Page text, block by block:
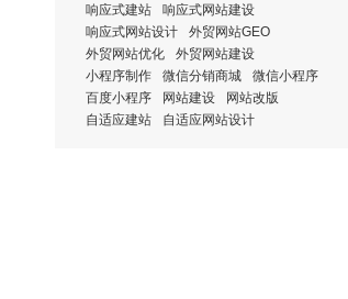
响应式建站
响应式网站建设
响应式网站设计
外贸网站GEO
外贸网站优化
外贸网站建设
小程序制作
微信分销商城
微信小程序
百度小程序
网站建设
网站改版
自适应建站
自适应网站设计